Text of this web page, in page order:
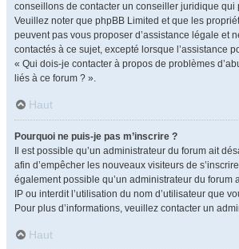
conseillons de contacter un conseiller juridique qui
Veuillez noter que phpBB Limited et que les
peuvent pas vous proposer d’assistance légale et
contactés à ce sujet, excepté lorsque l’assistance
« Qui dois-je contacter à propos de problèmes
liés à ce forum ? ».
Haut
Pourquoi ne puis-je pas m’inscrire ?
Il est possible qu’un administrateur du forum ait
afin d’empêcher les nouveaux visiteurs de
également possible qu’un administrateur du forum
IP ou interdit l’utilisation du nom d’utilisateur que
Pour plus d’informations, veuillez contacter un
Haut